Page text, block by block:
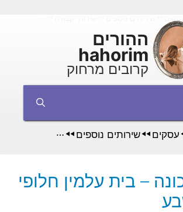
ההורים
hahorim
קרובים מרחוק
עסקים ◄◄ שירותים נוספים ◄◄ שירותי קבורה
– בית עלמין חלופי